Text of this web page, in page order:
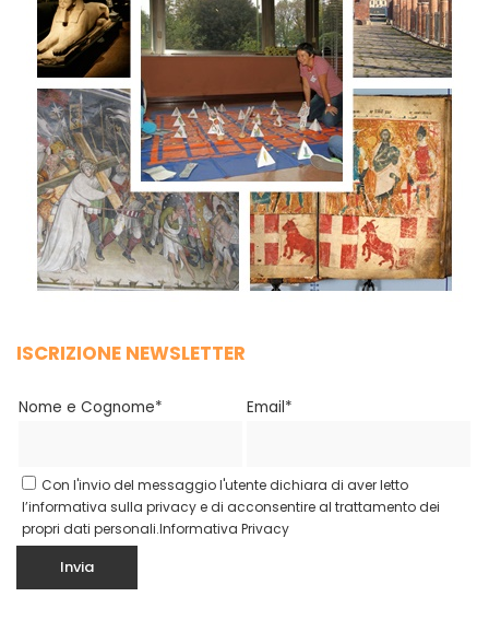
ISCRIZIONE NEWSLETTER
Nome e Cognome* Email*
Con l'invio del messaggio l'utente dichiara di aver letto
l’informativa sulla privacy e di acconsentire al trattamento dei
propri dati personali.Informativa Privacy